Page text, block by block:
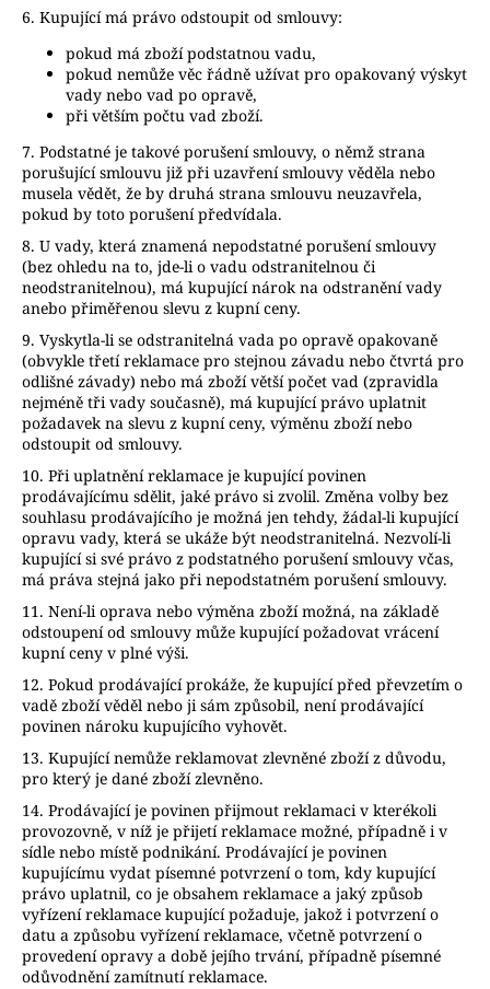
6. Kupující má právo odstoupit od smlouvy:
pokud má zboží podstatnou vadu,
pokud nemůže věc řádně užívat pro opakovaný výskyt
vady nebo vad po opravě,
při větším počtu vad zboží.
7. Podstatné je takové porušení smlouvy, o němž strana
porušující smlouvu již při uzavření smlouvy věděla nebo
musela vědět, že by druhá strana smlouvu neuzavřela,
pokud by toto porušení předvídala.
8. U vady, která znamená nepodstatné porušení smlouvy
(bez ohledu na to, jde-li o vadu odstranitelnou či
neodstranitelnou), má kupující nárok na odstranění vady
anebo přiměřenou slevu z kupní ceny.
9. Vyskytla-li se odstranitelná vada po opravě opakovaně
(obvykle třetí reklamace pro stejnou závadu nebo čtvrtá pro
odlišné závady) nebo má zboží větší počet vad (zpravidla
nejméně tři vady současně), má kupující právo uplatnit
požadavek na slevu z kupní ceny, výměnu zboží nebo
odstoupit od smlouvy.
10. Při uplatnění reklamace je kupující povinen
prodávajícímu sdělit, jaké právo si zvolil. Změna volby bez
souhlasu prodávajícího je možná jen tehdy, žádal-li kupující
opravu vady, která se ukáže být neodstranitelná. Nezvolí-li
kupující si své právo z podstatného porušení smlouvy včas,
má práva stejná jako při nepodstatném porušení smlouvy.
11. Není-li oprava nebo výměna zboží možná, na základě
odstoupení od smlouvy může kupující požadovat vrácení
kupní ceny v plné výši.
12. Pokud prodávající prokáže, že kupující před převzetím o
vadě zboží věděl nebo ji sám způsobil, není prodávající
povinen nároku kupujícího vyhovět.
13. Kupující nemůže reklamovat zlevněné zboží z důvodu,
pro který je dané zboží zlevněno.
14. Prodávající je povinen přijmout reklamaci v kterékoli
provozovně, v níž je přijetí reklamace možné, případně i v
sídle nebo místě podnikání. Prodávající je povinen
kupujícímu vydat písemné potvrzení o tom, kdy kupující
právo uplatnil, co je obsahem reklamace a jaký způsob
vyřízení reklamace kupující požaduje, jakož i potvrzení o
datu a způsobu vyřízení reklamace, včetně potvrzení o
provedení opravy a době jejího trvání, případně písemné
odůvodnění zamítnutí reklamace.